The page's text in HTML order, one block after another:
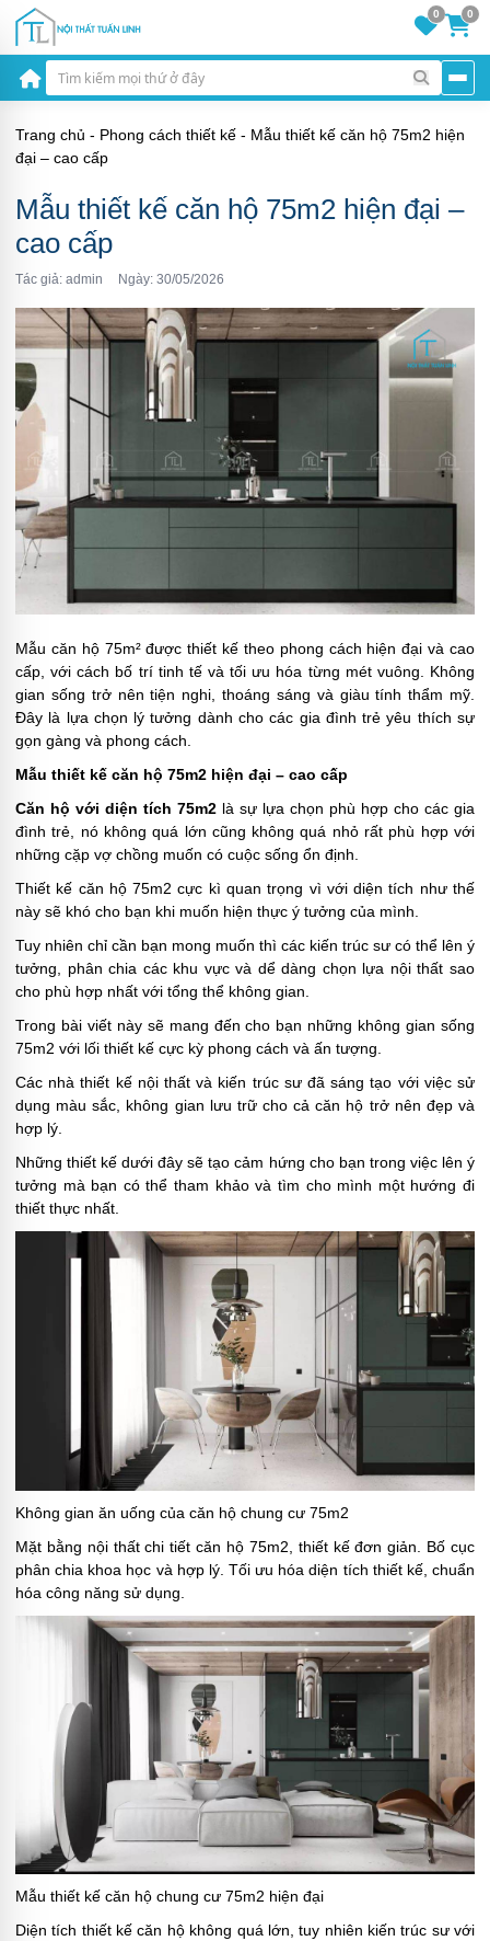
0 0
Trang chủ - Phong cách thiết kế - Mẫu thiết kế căn hộ 75m2 hiện
đại – cao cấp
Mẫu thiết kế căn hộ 75m2 hiện đại –
cao cấp
Tác giả: admin Ngày: 30/05/2026
Mẫu căn hộ 75m² được thiết kế theo phong cách hiện đại và cao
cấp, với cách bố trí tinh tế và tối ưu hóa từng mét vuông. Không
gian sống trở nên tiện nghi, thoáng sáng và giàu tính thẩm mỹ.
Đây là lựa chọn lý tưởng dành cho các gia đình trẻ yêu thích sự
gọn gàng và phong cách.
Mẫu thiết kế căn hộ 75m2 hiện đại – cao cấp
Căn hộ với diện tích 75m2 là sự lựa chọn phù hợp cho các gia
đình trẻ, nó không quá lớn cũng không quá nhỏ rất phù hợp với
những cặp vợ chồng muốn có cuộc sống ổn định.
Thiết kế căn hộ 75m2 cực kì quan trọng vì với diện tích như thế
này sẽ khó cho bạn khi muốn hiện thực ý tưởng của mình.
Tuy nhiên chỉ cần bạn mong muốn thì các kiến trúc sư có thể lên ý
tưởng, phân chia các khu vực và dể dàng chọn lựa nội thất sao
cho phù hợp nhất với tổng thể không gian.
Trong bài viết này sẽ mang đến cho bạn những không gian sống
75m2 với lối thiết kế cực kỳ phong cách và ấn tượng.
Các nhà thiết kế nội thất và kiến trúc sư đã sáng tạo với việc sử
dụng màu sắc, không gian lưu trữ cho cả căn hộ trở nên đẹp và
hợp lý.
Những thiết kế dưới đây sẽ tạo cảm hứng cho bạn trong việc lên ý
tưởng mà bạn có thể tham khảo và tìm cho mình một hướng đi
thiết thực nhất.
Không gian ăn uống của căn hộ chung cư 75m2
Mặt bằng nội thất chi tiết căn hộ 75m2, thiết kế đơn giản. Bố cục
phân chia khoa học và hợp lý. Tối ưu hóa diện tích thiết kế, chuẩn
hóa công năng sử dụng.
Mẫu thiết kế căn hộ chung cư 75m2 hiện đại
Diện tích thiết kế căn hộ không quá lớn, tuy nhiên kiến trúc sư với